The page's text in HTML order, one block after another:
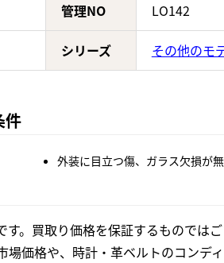
管理NO LO142
シリーズ その他のモ
件
外装に目立つ傷、ガラス欠損が
。買取り価格を保証するものではご
価格や、時計・革ベルトのコンデ